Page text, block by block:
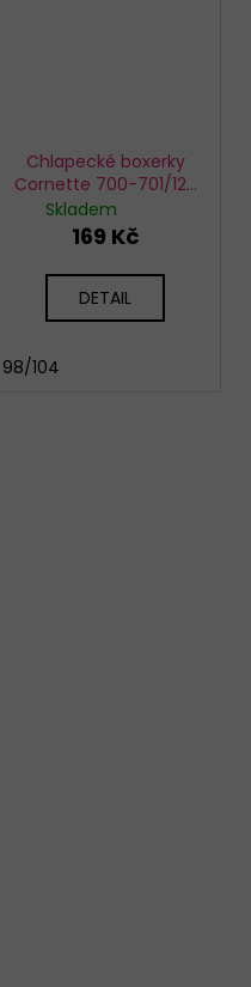
Chlapecké boxerky
Cornette 700-701/125
Soccer
Skladem
169 Kč
DETAIL
98/104